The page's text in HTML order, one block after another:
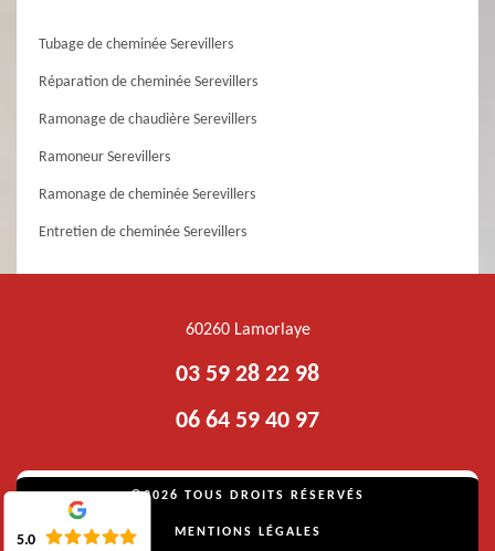
Tubage de cheminée Serevillers
Réparation de cheminée Serevillers
Ramonage de chaudière Serevillers
Ramoneur Serevillers
Ramonage de cheminée Serevillers
Entretien de cheminée Serevillers
60260 Lamorlaye
03 59 28 22 98
06 64 59 40 97
©2026 TOUS DROITS RÉSERVÉS
MENTIONS LÉGALES
5.0